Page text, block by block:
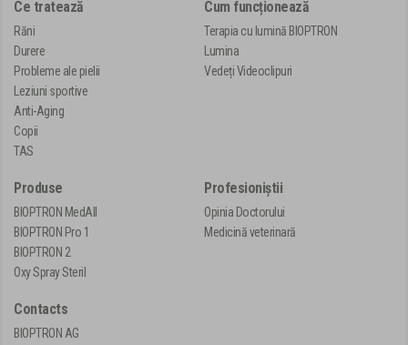
Ce tratează
Răni
Durere
Probleme ale pielii
Leziuni sportive
Anti-Aging
Copii
TAS
Cum funcționează
Terapia cu lumină BIOPTRON
Lumina
Vedeți Videoclipuri
Produse
BIOPTRON MedAll
BIOPTRON Pro 1
BIOPTRON 2
Oxy Spray Steril
Profesioniștii
Opinia Doctorului
Medicină veterinară
Contacts
BIOPTRON AG